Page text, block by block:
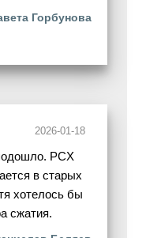
Горбунова
2026-01-18
PCX
в старых
хотелось бы
сжатия.